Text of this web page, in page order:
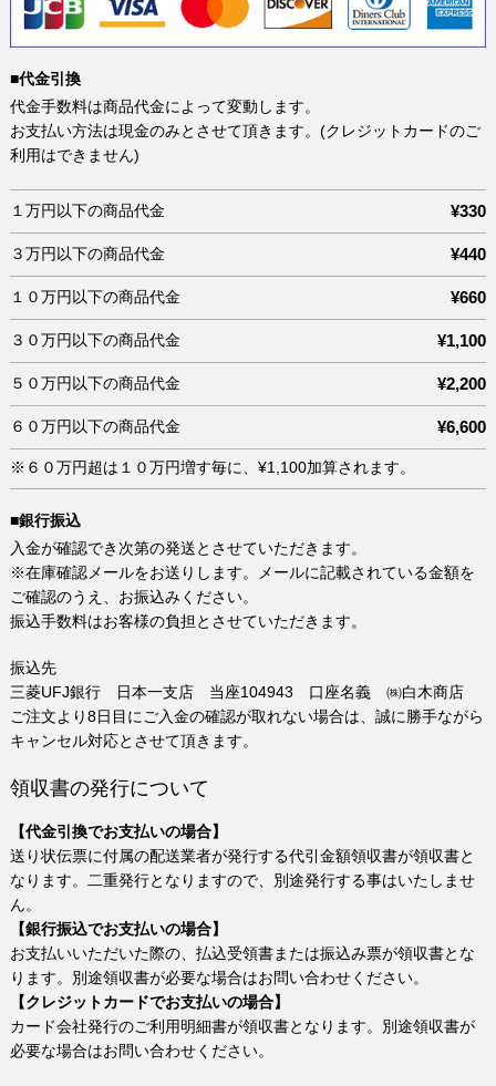
■代金引換
代金手数料は商品代金によって変動します。
お支払い方法は現金のみとさせて頂きます。(クレジットカードのご
利用はできません)
１万円以下の商品代金 ¥330
３万円以下の商品代金 ¥440
１０万円以下の商品代金 ¥660
３０万円以下の商品代金 ¥1,100
５０万円以下の商品代金 ¥2,200
６０万円以下の商品代金 ¥6,600
※６０万円超は１０万円増す毎に、¥1,100加算されます。
■銀行振込
入金が確認でき次第の発送とさせていただきます。
※在庫確認メールをお送りします。メールに記載されている金額を
ご確認のうえ、お振込みください。
振込手数料はお客様の負担とさせていただきます。
振込先
三菱UFJ銀行 日本一支店 当座104943 口座名義 ㈱白木商店
ご注文より8日目にご入金の確認が取れない場合は、誠に勝手ながら
キャンセル対応とさせて頂きます。
領収書の発行について
【代金引換でお支払いの場合】
送り状伝票に付属の配送業者が発行する代引金額領収書が領収書と
なります。二重発行となりますので、別途発行する事はいたしませ
ん。
【銀行振込でお支払いの場合】
お支払いいただいた際の、払込受領書または振込み票が領収書とな
ります。別途領収書が必要な場合はお問い合わせください。
【クレジットカードでお支払いの場合】
カード会社発行のご利用明細書が領収書となります。別途領収書が
必要な場合はお問い合わせください。